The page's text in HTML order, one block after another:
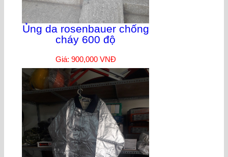
Ủng da rosenbauer chống
cháy 600 độ
Giá: 900,000 VNĐ